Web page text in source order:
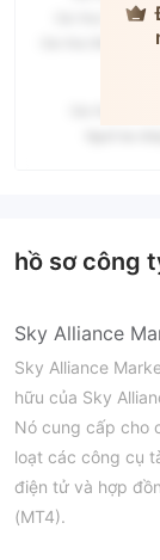
hồ sơ công
Sky Alliance
Sky Alliance
hữu của Sky
Nó cung cấp cho
loạt các công cụ
điện tử và hợp
(MT4).